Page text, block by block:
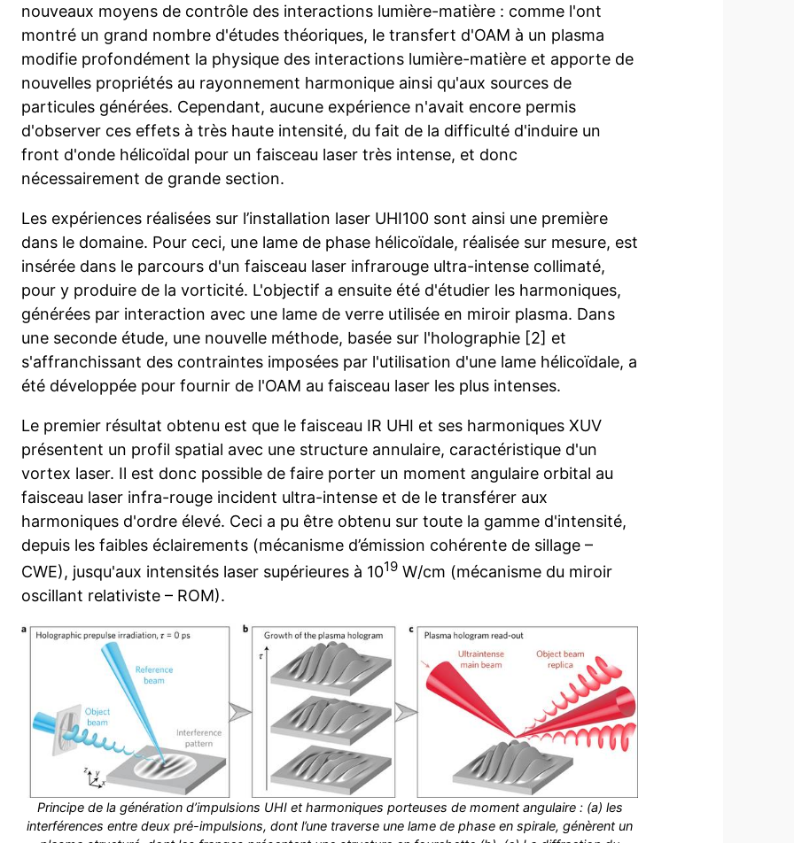
nouveaux moyens de contrôle des interactions lumière-matière : comme l'ont
montré un grand nombre d'études théoriques, le transfert d'OAM à un plasma
modifie profondément la physique des interactions lumière-matière et apporte de
nouvelles propriétés au rayonnement harmonique ainsi qu'aux sources de
particules générées. Cependant, aucune expérience n'avait encore permis
d'observer ces effets à très haute intensité, du fait de la difficulté d'induire un
front d'onde hélicoïdal pour un faisceau laser très intense, et donc
nécessairement de grande section.
Les expériences réalisées sur l’installation laser UHI100 sont ainsi une première
dans le domaine. Pour ceci, une lame de phase hélicoïdale, réalisée sur mesure, est
insérée dans le parcours d'un faisceau laser infrarouge ultra-intense collimaté,
pour y produire de la vorticité. L'objectif a ensuite été d'étudier les harmoniques,
générées par interaction avec une lame de verre utilisée en miroir plasma. Dans
une seconde étude, une nouvelle méthode, basée sur l'holographie [2] et
s'affranchissant des contraintes imposées par l'utilisation d'une lame hélicoïdale, a
été développée pour fournir de l'OAM au faisceau laser les plus intenses.
Le premier résultat obtenu est que le faisceau IR UHI et ses harmoniques XUV
présentent un profil spatial avec une structure annulaire, caractéristique d'un
vortex laser. Il est donc possible de faire porter un moment angulaire orbital au
faisceau laser infra-rouge incident ultra-intense et de le transférer aux
harmoniques d'ordre élevé. Ceci a pu être obtenu sur toute la gamme d'intensité,
depuis les faibles éclairements (mécanisme d’émission cohérente de sillage –
CWE), jusqu'aux intensités laser supérieures à 1019 W/cm (mécanisme du miroir
oscillant relativiste – ROM).
Principe de la génération d’impulsions UHI et harmoniques porteuses de moment angulaire : (a) les
interférences entre deux pré-impulsions, dont l’une traverse une lame de phase en spirale, génèrent un